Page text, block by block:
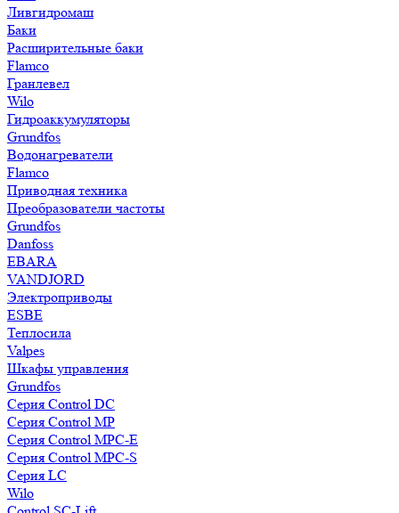
Ливгидромаш
Баки
Расширительные баки
Flamco
Гранлевел
Wilo
Гидроаккумуляторы
Grundfos
Водонагреватели
Flamco
Приводная техника
Преобразователи частоты
Grundfos
Danfoss
EBARA
VANDJORD
Электроприводы
ESBE
Теплосила
Valpes
Шкафы управления
Grundfos
Серия Control DC
Серия Control MP
Серия Control MPC-E
Серия Control MPC-S
Серия LC
Wilo